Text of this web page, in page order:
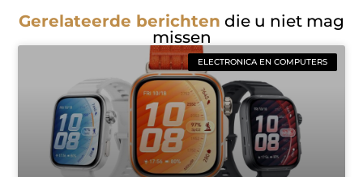
Gerelateerde berichten die u niet mag
missen
ELECTRONICA EN COMPUTERS